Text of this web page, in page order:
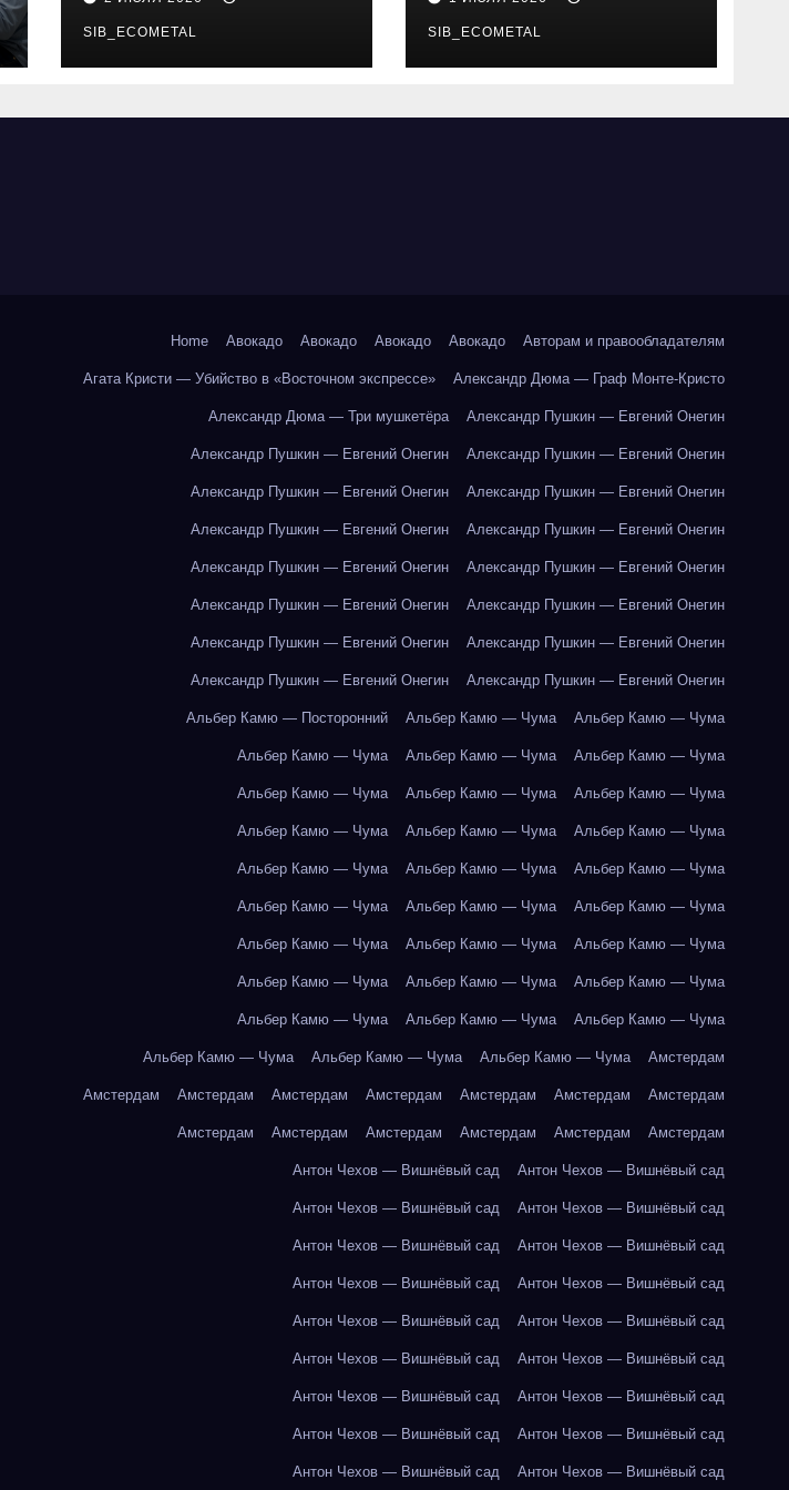
онлайн-курсы
SIB_ECOMETAL SIB_ECOMETAL
Home Авокадо Авокадо Авокадо Авокадо Авторам и правообладателям
Агата Кристи — Убийство в «Восточном экспрессе» Александр Дюма — Граф Монте-Кристо
Александр Дюма — Три мушкетёра Александр Пушкин — Евгений Онегин
Александр Пушкин — Евгений Онегин Александр Пушкин — Евгений Онегин
Александр Пушкин — Евгений Онегин Александр Пушкин — Евгений Онегин
Александр Пушкин — Евгений Онегин Александр Пушкин — Евгений Онегин
Александр Пушкин — Евгений Онегин Александр Пушкин — Евгений Онегин
Александр Пушкин — Евгений Онегин Александр Пушкин — Евгений Онегин
Александр Пушкин — Евгений Онегин Александр Пушкин — Евгений Онегин
Александр Пушкин — Евгений Онегин Александр Пушкин — Евгений Онегин
Альбер Камю — Посторонний Альбер Камю — Чума Альбер Камю — Чума
Альбер Камю — Чума Альбер Камю — Чума Альбер Камю — Чума
Альбер Камю — Чума Альбер Камю — Чума Альбер Камю — Чума
Альбер Камю — Чума Альбер Камю — Чума Альбер Камю — Чума
Альбер Камю — Чума Альбер Камю — Чума Альбер Камю — Чума
Альбер Камю — Чума Альбер Камю — Чума Альбер Камю — Чума
Альбер Камю — Чума Альбер Камю — Чума Альбер Камю — Чума
Альбер Камю — Чума Альбер Камю — Чума Альбер Камю — Чума
Альбер Камю — Чума Альбер Камю — Чума Альбер Камю — Чума
Альбер Камю — Чума Альбер Камю — Чума Альбер Камю — Чума Амстердам
Амстердам Амстердам Амстердам Амстердам Амстердам Амстердам Амстердам
Амстердам Амстердам Амстердам Амстердам Амстердам Амстердам
Антон Чехов — Вишнёвый сад Антон Чехов — Вишнёвый сад
Антон Чехов — Вишнёвый сад Антон Чехов — Вишнёвый сад
Антон Чехов — Вишнёвый сад Антон Чехов — Вишнёвый сад
Антон Чехов — Вишнёвый сад Антон Чехов — Вишнёвый сад
Антон Чехов — Вишнёвый сад Антон Чехов — Вишнёвый сад
Антон Чехов — Вишнёвый сад Антон Чехов — Вишнёвый сад
Антон Чехов — Вишнёвый сад Антон Чехов — Вишнёвый сад
Антон Чехов — Вишнёвый сад Антон Чехов — Вишнёвый сад
Антон Чехов — Вишнёвый сад Антон Чехов — Вишнёвый сад